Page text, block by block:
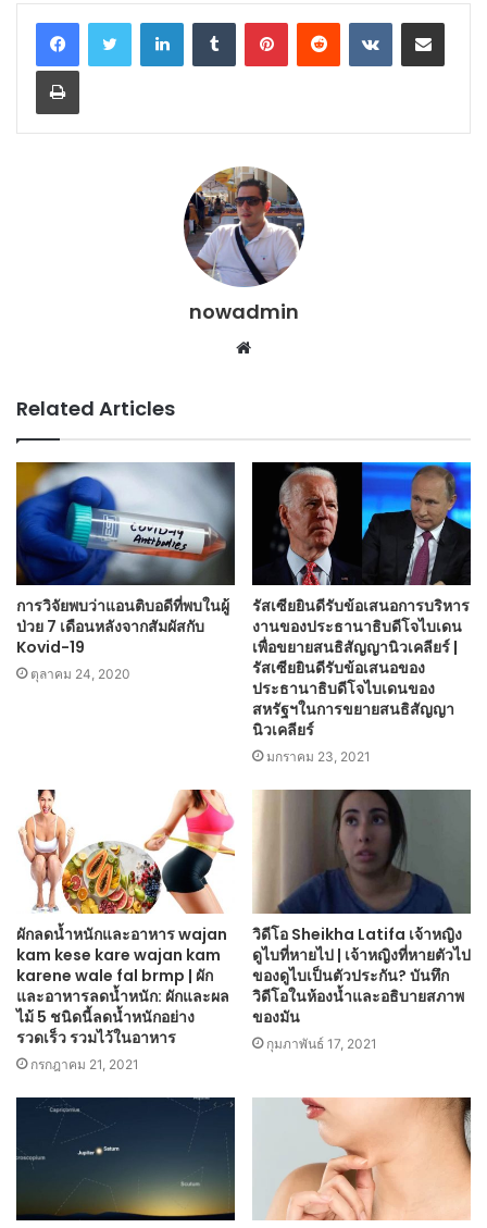
LinkedInTumblr PinterestReddit VKontakteShare via Email
Print
nowadmin
Website
Related Articles
การวิจัยพบว่าแอนติบอดีที่พบในผู้
ป่วย 7 เดือนหลังจากสัมผัสกับ
Kovid-19
ตุลาคม 24, 2020
รัสเซียยินดีรับข้อเสนอการบริหาร
งานของประธานาธิบดีโจไบเดน
เพื่อขยายสนธิสัญญานิวเคลียร์ |
รัสเซียยินดีรับข้อเสนอของ
ประธานาธิบดีโจไบเดนของ
สหรัฐฯในการขยายสนธิสัญญา
นิวเคลียร์
มกราคม 23, 2021
ผักลดน้ำหนักและอาหาร wajan
kam kese kare wajan kam
karene wale fal brmp | ผัก
และอาหารลดน้ำหนัก: ผักและผล
ไม้ 5 ชนิดนี้ลดน้ำหนักอย่าง
รวดเร็ว รวมไว้ในอาหาร
กรกฎาคม 21, 2021
วิดีโอ Sheikha Latifa เจ้าหญิง
ดูไบที่หายไป | เจ้าหญิงที่หายตัวไป
ของดูไบเป็นตัวประกัน? บันทึก
วิดีโอในห้องน้ำและอธิบายสภาพ
ของมัน
กุมภาพันธ์ 17, 2021